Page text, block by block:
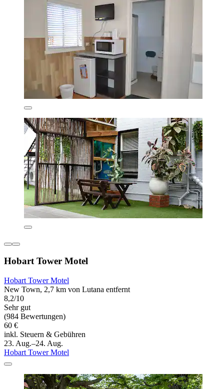
Hobart Tower Motel
Hobart Tower Motel
New Town, 2,7 km von Lutana entfernt
8,2/10
Sehr gut
(984 Bewertungen)
60 €
inkl. Steuern & Gebühren
23. Aug.–24. Aug.
Hobart Tower Motel